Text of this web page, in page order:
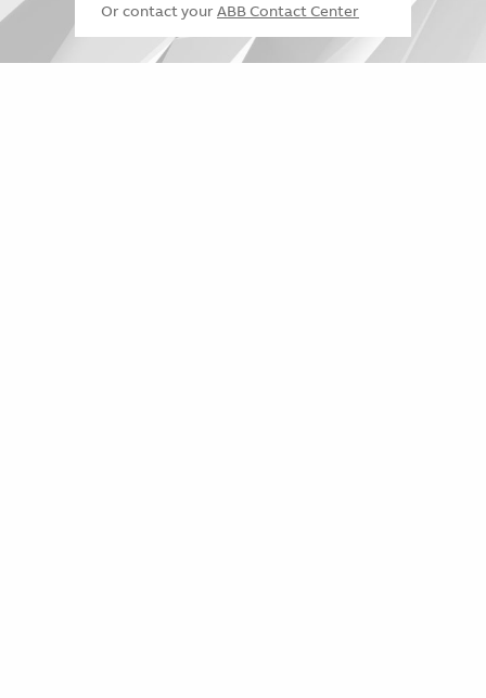
Or contact your ABB Contact Center